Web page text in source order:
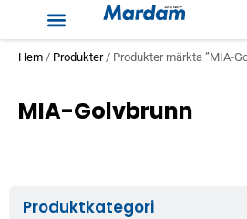
Hem / Produkter/ Produkter märkta ”MIA-
MIA-Golvbrunn
Produktkategori